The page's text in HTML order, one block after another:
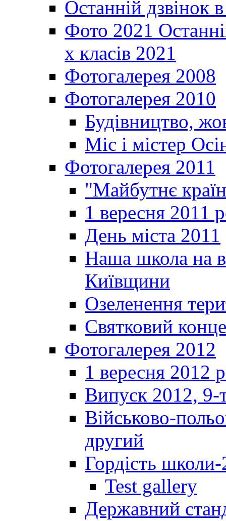
Останній дзвінок
Фото 2021
х класів 2021
Фотогалерея 2008
Фотогалерея 2010
Будівництво,
Міс і містер
Фотогалерея 2011
"Майбутнє
1 вересня 2011
День міста 2011
Наша школа на
Київщини
Озеленення
Святковий
Фотогалерея 2012
1 вересня 2012
Випуск 2012, 9-
Військово-
другий
Гордість
Test gallery
Державний